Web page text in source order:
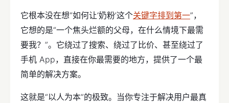
它根本没在想“如何让‘奶粉’这个关键字排到第一”，
它想的是“一个焦头烂额的父母，在什么情境下最需
要我？”。它绕过了搜索、绕过了比价、甚至绕过了
手机 App，直接在你最需要的地方，提供了一个最
简单的解决方案。
这就是“以人为本”的极致。当你专注于解决用户最真